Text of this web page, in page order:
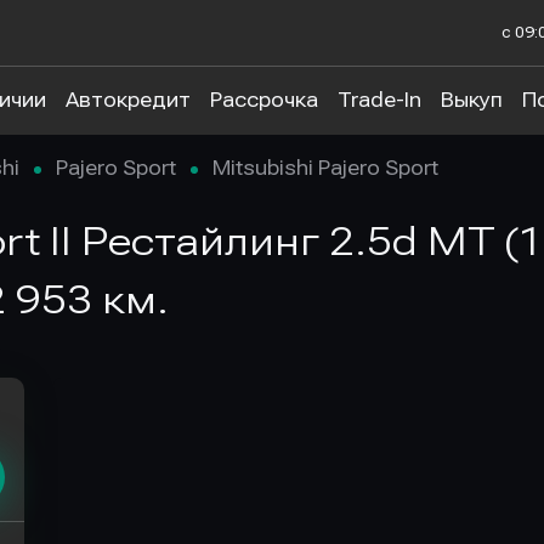
с
Автокредит Рассрочка Trade-In Выкуп
Pajero Sport Mitsubishi Pajero Sport
II Рестайлинг 2.5d MT
953 км.